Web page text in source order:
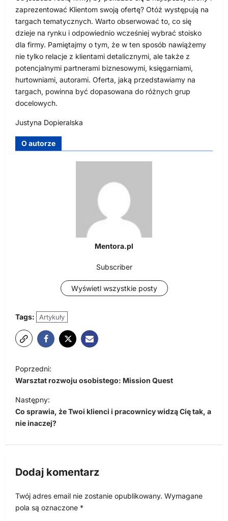
zaprezentować Klientom swoją ofertę? Otóż występują na
targach tematycznych. Warto obserwować to, co się
dzieje na rynku i odpowiednio wcześniej wybrać stoisko
dla firmy. Pamiętajmy o tym, że w ten sposób nawiążemy
nie tylko relacje z klientami detalicznymi, ale także z
potencjalnymi partnerami biznesowymi, księgarniami,
hurtowniami, autorami. Oferta, jaką przedstawiamy na
targach, powinna być dopasowana do różnych grup
docelowych.
Justyna Dopieralska
O autorze
Mentora.pl
Subscriber
Wyświetl wszystkie posty
Tags: Artykuły
a
w
i
g
j
w
Poprzedni:
Warsztat rozwoju osobistego: Mission Quest
Następny:
Co sprawia, że Twoi klienci i pracownicy widzą Cię tak, a
nie inaczej?
Dodaj komentarz
Twój adres email nie zostanie opublikowany. Wymagane
pola są oznaczone *